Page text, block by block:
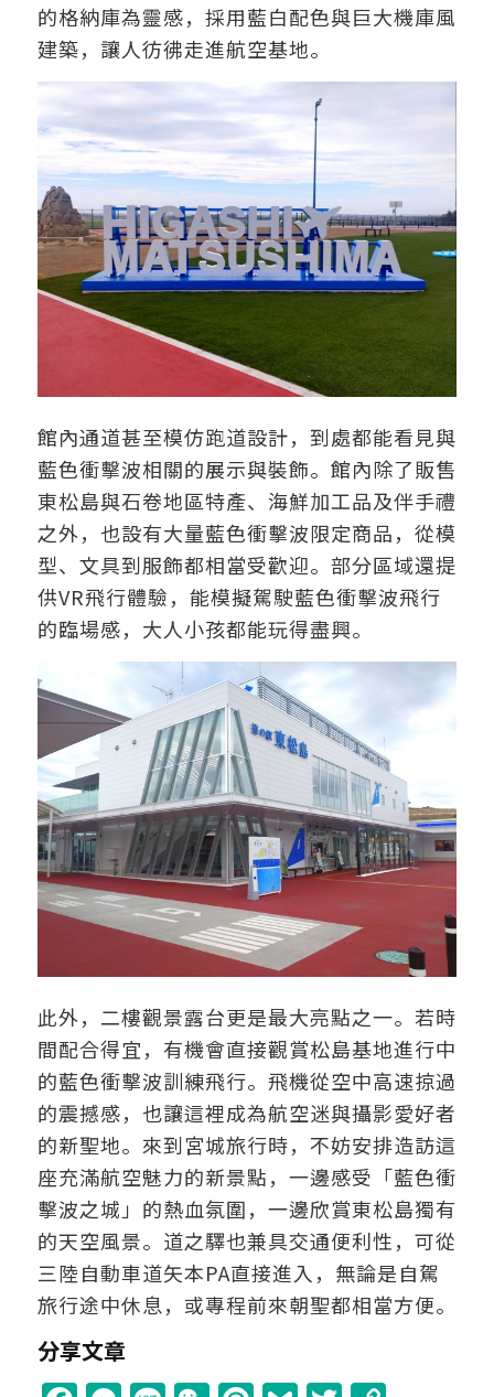
的格納庫為靈感，採用藍白配色與巨大機庫風
建築，讓人彷彿走進航空基地。
館內通道甚至模仿跑道設計，到處都能看見與
藍色衝擊波相關的展示與裝飾。館內除了販售
東松島與石卷地區特產、海鮮加工品及伴手禮
之外，也設有大量藍色衝擊波限定商品，從模
型、文具到服飾都相當受歡迎。部分區域還提
供VR飛行體驗，能模擬駕駛藍色衝擊波飛行
的臨場感，大人小孩都能玩得盡興。
此外，二樓觀景露台更是最大亮點之一。若時
間配合得宜，有機會直接觀賞松島基地進行中
的藍色衝擊波訓練飛行。飛機從空中高速掠過
的震撼感，也讓這裡成為航空迷與攝影愛好者
的新聖地。來到宮城旅行時，不妨安排造訪這
座充滿航空魅力的新景點，一邊感受「藍色衝
擊波之城」的熱血氛圍，一邊欣賞東松島獨有
的天空風景。道之驛也兼具交通便利性，可從
三陸自動車道矢本PA直接進入，無論是自駕
旅行途中休息，或專程前來朝聖都相當方便。
分享文章